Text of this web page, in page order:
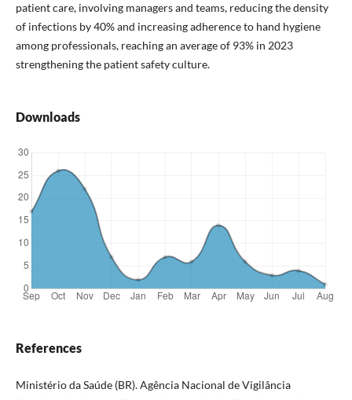
patient care, involving managers and teams, reducing the density
of infections by 40% and increasing adherence to hand hygiene
among professionals, reaching an average of 93% in 2023
strengthening the patient safety culture.
Downloads
References
Ministério da Saúde (BR). Agência Nacional de Vigilância